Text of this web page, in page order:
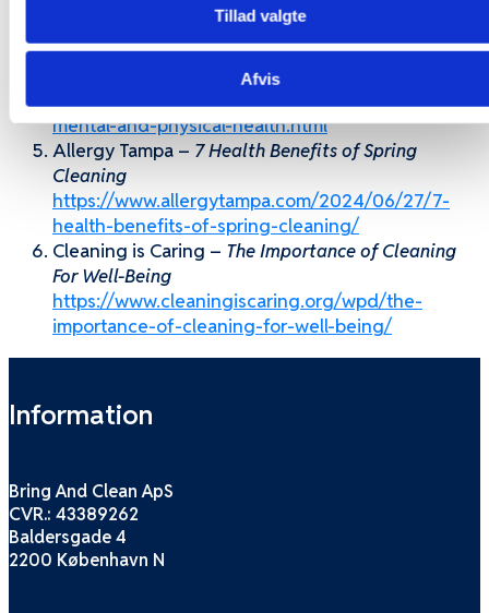
Tillad valgte
Afvis
How Spring Cleaning Can Help Your
Mental and Physical Health
https://www.allianzcare.com/en/about-
us/blog/how-spring-cleaning-can-help-your-
mental-and-physical-health.html
Allergy Tampa – 7 Health Benefits of Spring
Cleaning
https://www.allergytampa.com/2024/06/27/7-
health-benefits-of-spring-cleaning/
Cleaning is Caring – The Importance of Cleaning
For Well-Being
https://www.cleaningiscaring.org/wpd/the-
importance-of-cleaning-for-well-being/
Information
Bring And Clean ApS
CVR.: 43389262
Baldersgade 4
2200 København N